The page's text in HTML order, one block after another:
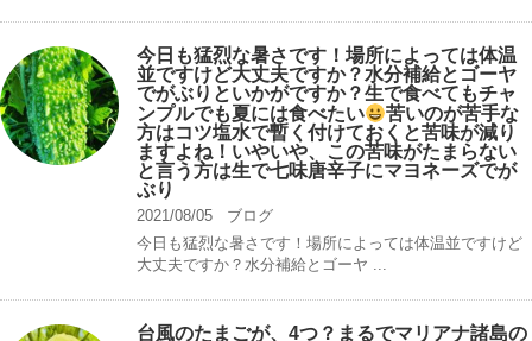
今日も猛烈な暑さです！場所によっては体温
並ですけど大丈夫ですか？水分補給とゴーヤ
でがぶりといかがですか？生で食べてもチャ
ンプルでも夏には食べたい
苦いのが苦手な
方はコツ塩水で暫く付けておくと苦味が減り
ますよね！いやいや、この苦味がたまらない
と言う方は生で七味唐辛子にマヨネーズでが
ぶり
2021/08/05
ブログ
今日も猛烈な暑さです！場所によっては体温並ですけど
大丈夫ですか？水分補給とゴーヤ ...
台風のたまごが、4つ？まるでマリアナ諸島の